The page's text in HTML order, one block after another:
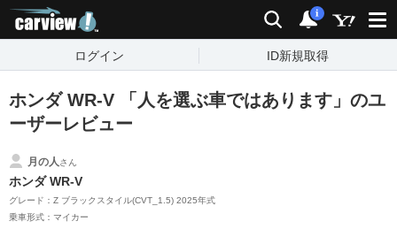
検索 通知
i
ログイン ID新規取得
ホンダ WR-V 「人を選ぶ車ではあります」のユ
ーザーレビュー
月の人 さん
ホンダ WR-V
グレード：Z ブラックスタイル(CVT_1.5) 2025年式
乗車形式：マイカー